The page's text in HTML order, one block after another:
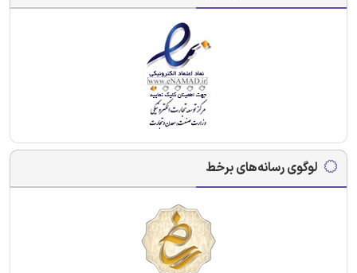
لوگوی رسانه‌های برخط